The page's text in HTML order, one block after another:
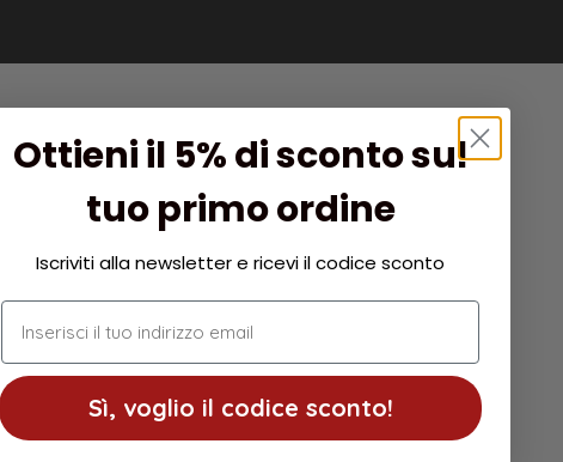
Ottieni il 5% di sconto sul
tuo primo ordine
Iscriviti alla newsletter e ricevi il codice sconto
indirizzo email
Sì, voglio il codice sconto!